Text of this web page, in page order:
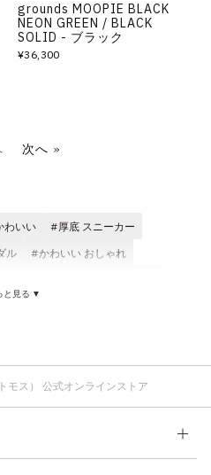
grounds MOOPIE BLACK
NEON GREEN / BLACK
SOLID - ブラック
¥36,300
次へ »
わいい
厚底 スニーカー
ル
かわいい おしゃれ
と見る ▼
ス） 公式オンラインストア